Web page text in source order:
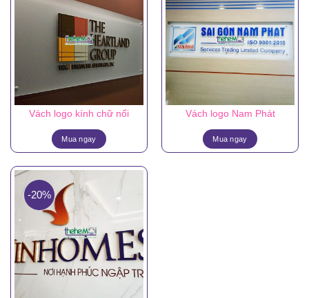
Vách logo kính chữ nổi
Mua ngay
Vách logo Nam Phát
Mua ngay
-20%